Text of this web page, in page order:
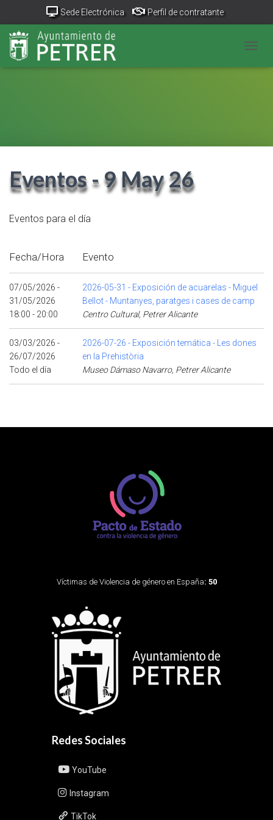
Sede Electrónica Perfil de contratante
Portal Transparencia
Canal de denuncias
Eventos - 9 May 26
Eventos para el día
Fecha/Hora Evento
07/05/2026 -
31/05/2026
18:00 - 20:00
2026-05-31 - Exposición de acuarelas - Miguel
Bellot - Muntanyes, paratges i cases de camp
Centro Cultural, Petrer Alicante
03/03/2026 -
26/07/2026
Todo el día
2026-07-26 - Exposición temática - Les dones
en la Prehistòria
Museo Dámaso Navarro, Petrer Alicante
Víctimas de Violencia de género en España: 50
Redes Sociales
YouTube
Instagram
TikTok